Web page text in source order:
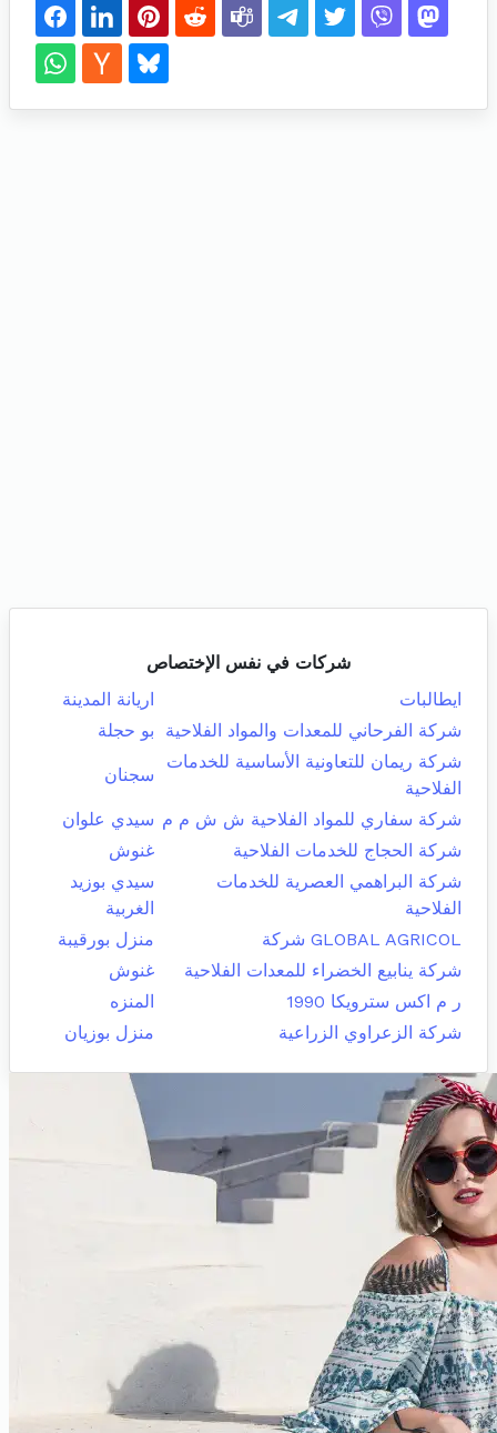
شركات في نفس الإختصاص
ايطالبات
اريانة المدينة
شركة الفرحاني للمعدات والمواد الفلاحية
بو حجلة
شركة ريمان للتعاونية الأساسية للخدمات
الفلاحية
سجنان
شركة سفاري للمواد الفلاحية ش ش م م سيدي علوان
شركة الحجاج للخدمات الفلاحية
غنوش
شركة البراهمي العصرية للخدمات
الفلاحية
سيدي بوزيد
الغربية
GLOBAL AGRICOL شركة
منزل بورقيبة
شركة ينابيع الخضراء للمعدات الفلاحية
غنوش
ر م اكس سترويكا 1990
المنزه
شركة الزعراوي الزراعية
منزل بوزيان